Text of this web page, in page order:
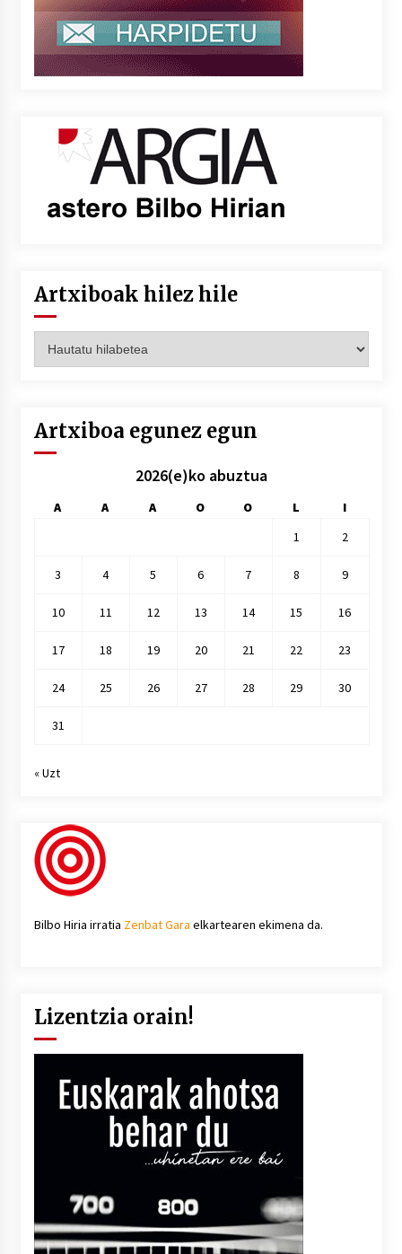
Artxiboak hilez hile
hilez
Artxiboa egunez egun
2026(e)ko abuztua
A A A O O L
I
1
2
3 4 5 6 7 8 9
10 11 12 13 14 15 16
17 18 19 20 21 22 23
24 25 26 27 28 29 30
31
« Uzt
Bilbo Hiria irratia Zenbat Gara elkartearen ekimena da.
Lizentzia orain!